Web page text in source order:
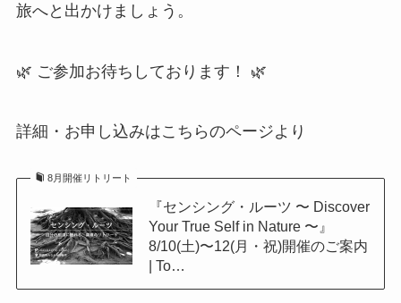
旅へと出かけましょう。
🌿 ご参加お待ちしております！ 🌿
詳細・お申し込みはこちらのページより
8月開催リトリート
『センシング・ルーツ 〜 Discover
Your True Self in Nature 〜』
8/10(土)〜12(月・祝)開催のご案内
| To…